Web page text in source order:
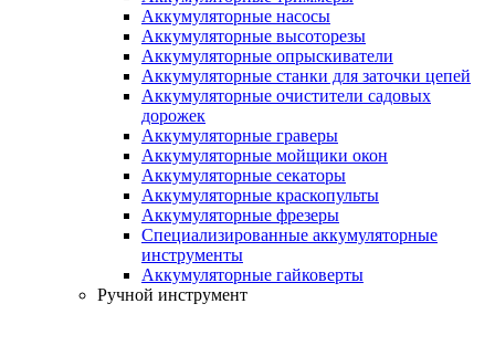
Аккумуляторные насосы
Аккумуляторные высоторезы
Аккумуляторные опрыскиватели
Аккумуляторные станки для заточки цепей
Аккумуляторные очистители садовых
дорожек
Аккумуляторные граверы
Аккумуляторные мойщики окон
Аккумуляторные секаторы
Аккумуляторные краскопульты
Аккумуляторные фрезеры
Специализированные аккумуляторные
инструменты
Аккумуляторные гайковерты
Ручной инструмент